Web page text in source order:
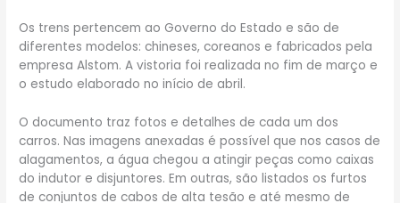
Os trens pertencem ao Governo do Estado e são de
diferentes modelos: chineses, coreanos e fabricados pela
empresa Alstom. A vistoria foi realizada no fim de março e
o estudo elaborado no início de abril.
O documento traz fotos e detalhes de cada um dos
carros. Nas imagens anexadas é possível que nos casos de
alagamentos, a água chegou a atingir peças como caixas
do indutor e disjuntores. Em outras, são listados os furtos
de conjuntos de cabos de alta tesão e até mesmo de